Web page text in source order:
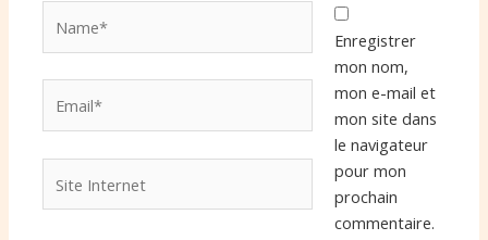
Internet
Enregistrer
mon nom,
mon e-mail et
mon site dans
le navigateur
pour mon
prochain
commentaire.